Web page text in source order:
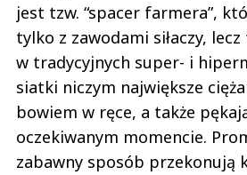
jest tzw. “spacer farmera”,
tylko z zawodami siłaczy,
w tradycyjnych super- i
siatki niczym największe
bowiem w ręce, a także
oczekiwanym momencie.
zabawny sposób przekonują